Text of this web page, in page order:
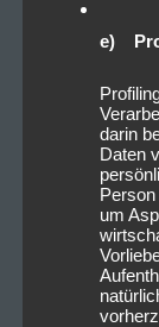
e)
darin
Daten
um